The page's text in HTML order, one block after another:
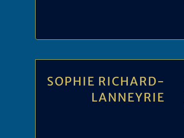
SOPHIE RICHARD-
LANNEYRIE